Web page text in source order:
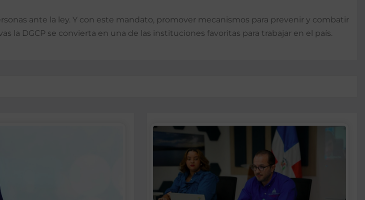
ante la ley. Y con este mandato, promover mecanismos para prevenir y combatir
la DGCP se convierta en una de las instituciones favoritas para trabajar en el país.